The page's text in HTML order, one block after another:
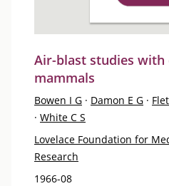
Air-blast studies with
mammals
Bowen I G · Damon E G ·
· White C S
Lovelace Foundation for
Research
1966-08